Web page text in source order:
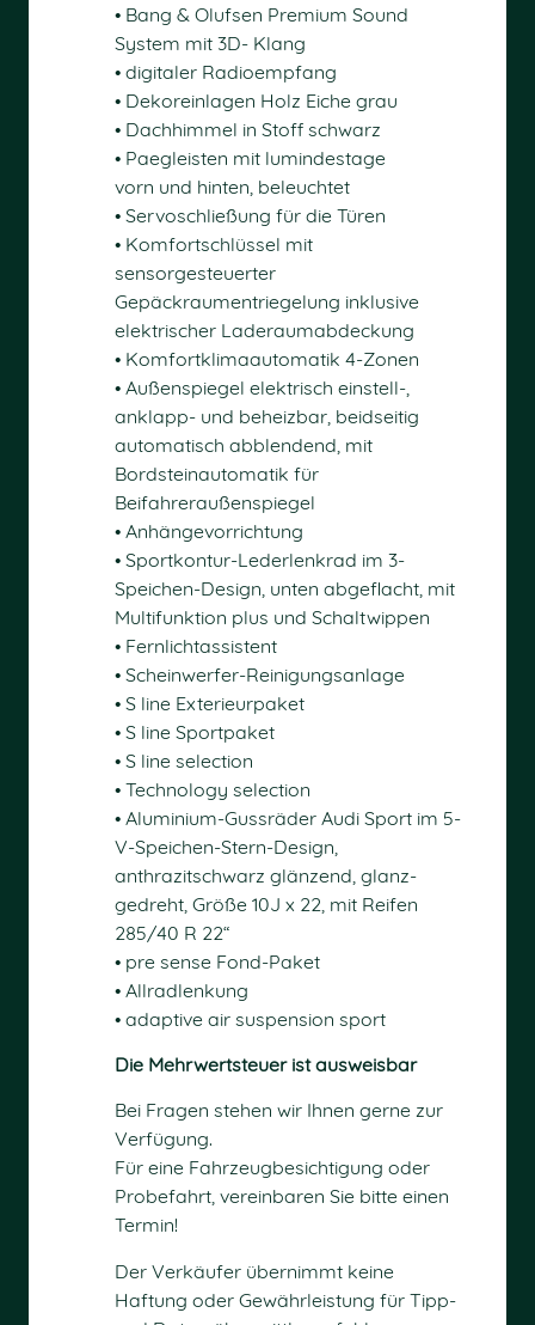
• Bang & Olufsen Premium Sound
System mit 3D- Klang
• digitaler Radioempfang
• Dekoreinlagen Holz Eiche grau
• Dachhimmel in Stoff schwarz
• Paegleisten mit lumindestage
vorn und hinten, beleuchtet
• Servoschließung für die Türen
• Komfortschlüssel mit
sensorgesteuerter
Gepäckraumentriegelung inklusive
elektrischer Laderaumabdeckung
• Komfortklimaautomatik 4-Zonen
• Außenspiegel elektrisch einstell-,
anklapp- und beheizbar, beidseitig
automatisch abblendend, mit
Bordsteinautomatik für
Beifahreraußenspiegel
• Anhängevorrichtung
• Sportkontur-Lederlenkrad im 3-
Speichen-Design, unten abgeflacht, mit
Multifunktion plus und Schaltwippen
• Fernlichtassistent
• Scheinwerfer-Reinigungsanlage
• S line Exterieurpaket
• S line Sportpaket
• S line selection
• Technology selection
• Aluminium-Gussräder Audi Sport im 5-
V-Speichen-Stern-Design,
anthrazitschwarz glänzend, glanz-
gedreht, Größe 10J x 22, mit Reifen
285/40 R 22“
• pre sense Fond-Paket
• Allradlenkung
• adaptive air suspension sport
Die Mehrwertsteuer ist ausweisbar
Bei Fragen stehen wir Ihnen gerne zur
Verfügung.
Für eine Fahrzeugbesichtigung oder
Probefahrt, vereinbaren Sie bitte einen
Termin!
Der Verkäufer übernimmt keine
Haftung oder Gewährleistung für Tipp-